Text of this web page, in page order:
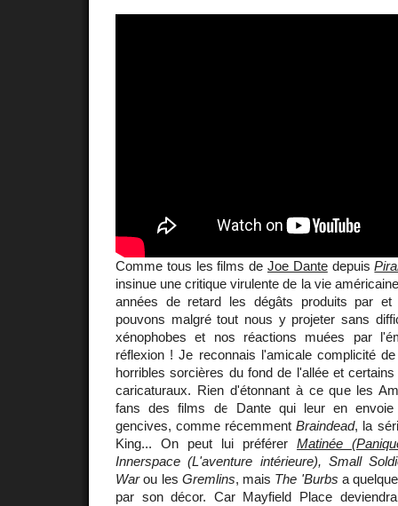
Comme tous les films de Joe Dantedepuis
insinue une critique virulente de la vie
années de retard les dégâts produits par
pouvons malgré tout nous y projeter sans
xénophobes et nos réactions muées par
réflexion ! Je reconnais l'amicale complicité
horribles sorcières du fond de l'allée et
caricaturaux. Rien d'étonnant à ce que les
fans des films de Dante qui leur en
gencives, comme récemmentBraindead, la
King... On peut lui préférer Matinée
Innerspace (L'aventure intérieure), Small
Warou les Gremlins, mais The 'Burbs a
par son décor. Car Mayfield Place